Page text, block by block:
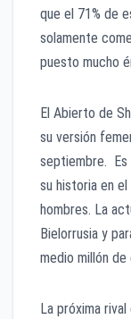
que el 71% de
solamente
puesto mucho
El Abierto de
su versión
septiembre. Es
su historia en
hombres. La
Bielorrusia y
medio millón de
La próxima